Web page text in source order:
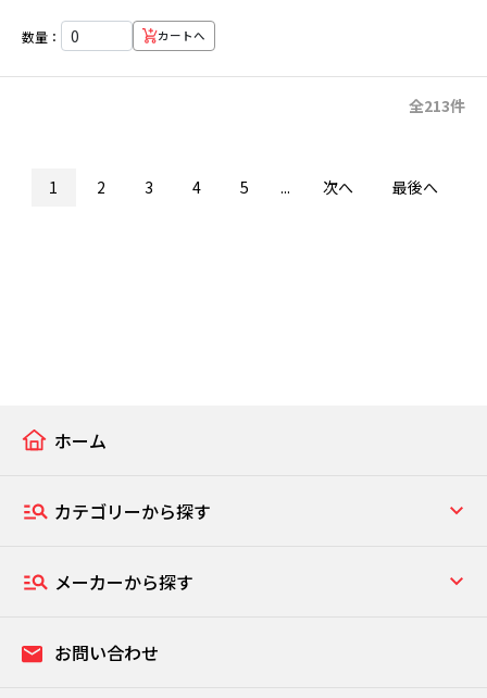
数量： カートへ
全213件
1 2 3 4 5 ... 次へ 最後へ
ホーム
カテゴリーから探す
メーカーから探す
お問い合わせ